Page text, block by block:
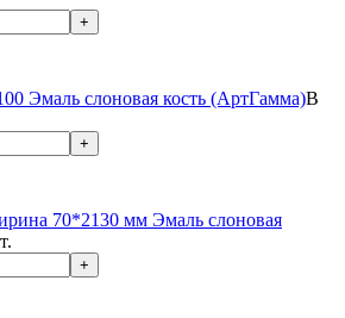
+
Эмаль слоновая кость (АртГамма)В
+
70*2130 мм Эмаль слоновая
+